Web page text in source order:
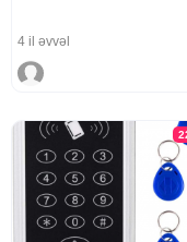
4 il əvvəl